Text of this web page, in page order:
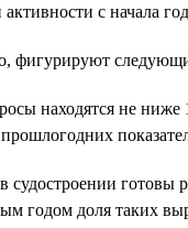
с начала
фигурируют
находятся не
готовы
годом доля таких